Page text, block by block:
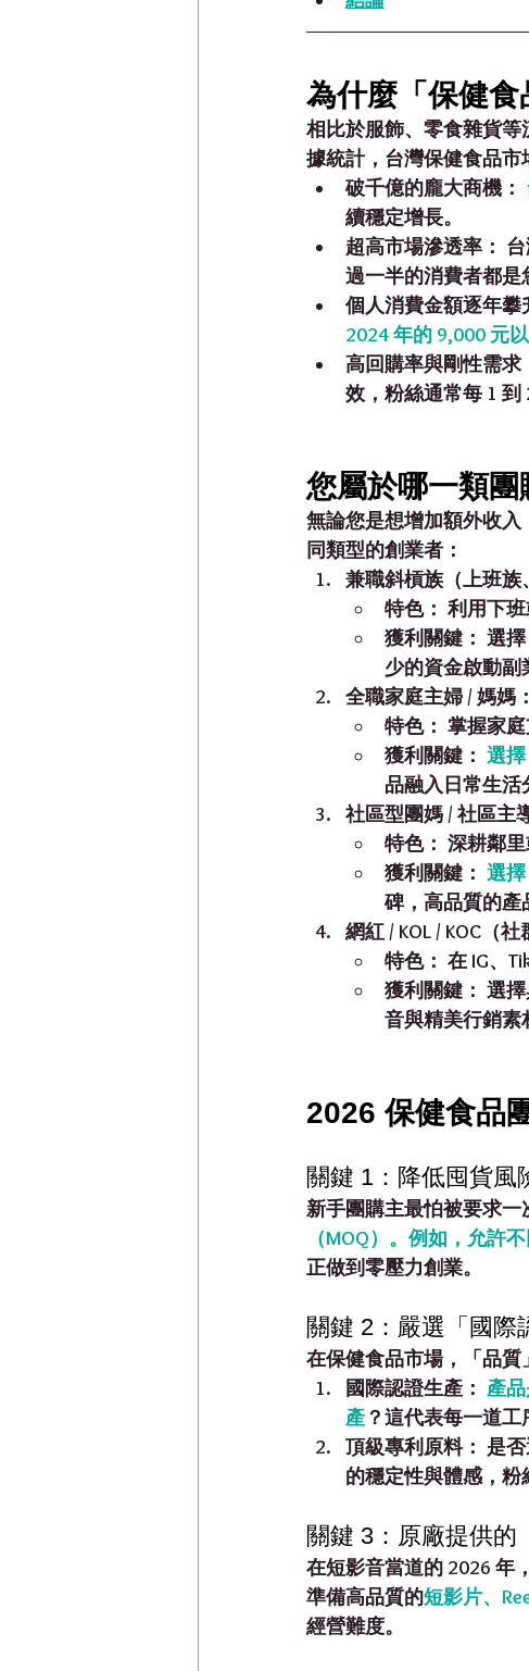
為什麼「保健食
相比於服飾、零食雜貨
據統計，台灣保健食品市
破千億的龐大商機：
續穩定增長。
超高市場滲透率：
過一半的消費者都是
個人消費金額逐年攀
2024 年的 9,000 元
高回購率與剛性需求
效，粉絲通常每 1
您屬於哪一類
無論您是想增加額外收
同類型的創業者：
兼職斜槓族（上班族
特色： 利用下班
獲利關鍵： 選
少的資金啟動副
全職家庭主婦 / 媽媽：
特色： 掌握家
獲利關鍵： 選
品融入日常生活
社區型團媽 / 社區主
特色： 深耕鄰
獲利關鍵： 選
碑，高品質的產
網紅 / KOL / KOC（
特色： 在 IG、
獲利關鍵： 選
音與精美行銷素
2026 保健食品
關鍵 1：降低囤貨風
新手團購主最怕被要求一
（MOQ） 。例如，允許
正做到零壓力創業。
關鍵 2：嚴選「國際
在保健食品市場，「品質
國際認證生產： 產
產 ？這代表每一道工
頂級專利原料： 是
的穩定性與體感，粉
關鍵 3：原廠提供的
在短影音當道的 2026 年
準備高品質的短影片、
經營難度。